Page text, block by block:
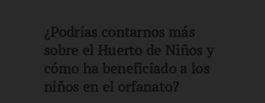
¿Podrías contarnos más
sobre el Huerto de Niños y
cómo ha beneficiado a los
niños en el orfanato?